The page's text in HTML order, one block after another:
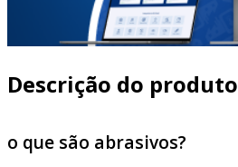
Descrição do produto
o que são abrasivos?